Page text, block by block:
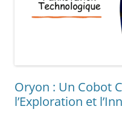
Oryon : Un Cobot
l’Exploration et